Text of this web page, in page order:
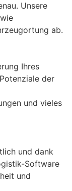
Unsere
ab.
Ihres
der
und vieles
und dank
Software
und